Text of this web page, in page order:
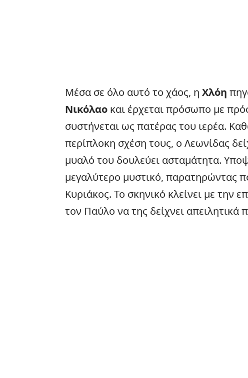
Μέσα σε όλο αυτό το χάος, η Χλόη
Νικόλαο και έρχεται πρόσωπο με
συστήνεται ως πατέρας του ιερέα.
περίπλοκη σχέση τους, ο Λεωνίδας
μυαλό του δουλεύει ασταμάτητα.
μεγαλύτερο μυστικό, παρατηρώντας
Κυριάκος. Το σκηνικό κλείνει με την
τον Παύλο να της δείχνει απειλητικά